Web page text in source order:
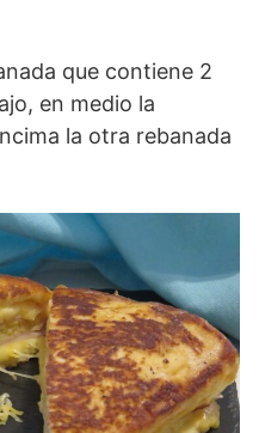
que contiene 2
en medio la
la otra rebanada